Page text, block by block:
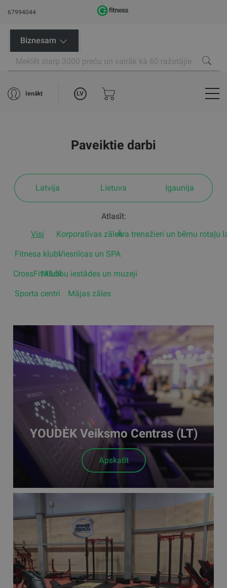
67994044
Biznesam
Ienākt LV
Paveiktie darbi
Latvija Lietuva Igaunija
Atlasīt:
Visi
Fitnesa klubi
CrossFit klubi
Sporta centri
Korporatīvas zāles
Viesnīcas un SPA
Mācību iestādes un muzeji
Mājas zāles
Āra trenažieri un bērnu rotaļu
YOUDĖK Veiksmo Centras (LT)
Apskatīt